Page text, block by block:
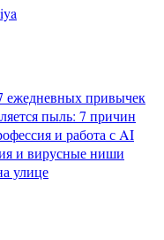
ежедневных привычек
пыль: 7 причин
и работа с AI
и вирусные ниши
улице